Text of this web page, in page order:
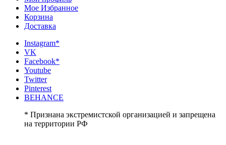
Мое Избранное
Корзина
Доставка
Instagram*
VK
Facebook*
Youtube
Twitter
Pinterest
BEHANCE
* Признана экстремистской организацией и запрещена
на территории РФ